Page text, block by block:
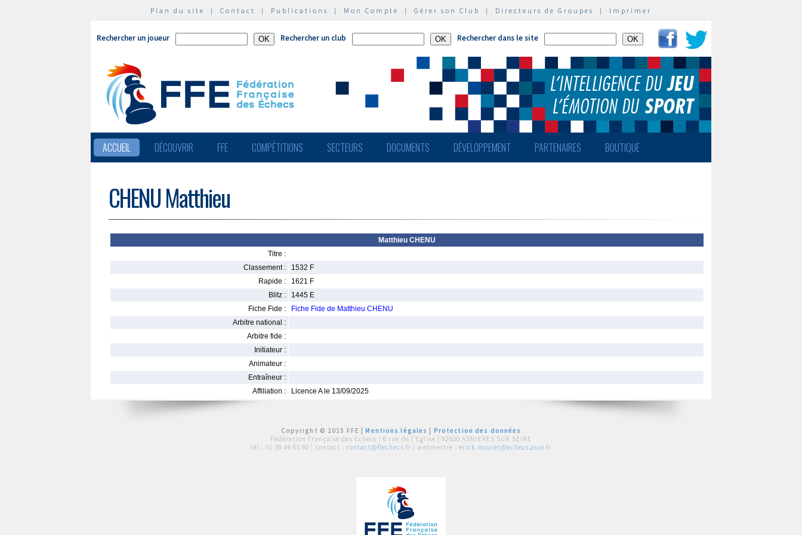
Plan du site | Contact | Publications | Mon Compte | Gérer son Club | Directeurs de Groupes | Imprimer
Rechercher un joueur Rechercher un club Rechercher dans le site
ACCUEIL DÉCOUVRIR FFE COMPÉTITIONS SECTEURS DOCUMENTS DÉVELOPPEMENT PARTENAIRES BOUTIQUE
CHENU Matthieu
Matthieu CHENU
Titre :
Classement :
1532 F
Rapide :
1621 F
Blitz :
1445 E
Fiche Fide :
Fiche Fide de Matthieu CHENU
Arbitre national :
Arbitre fide :
Initiateur :
Animateur :
Entraîneur :
Affiliation :
Licence A le 13/09/2025
Copyright © 2015 FFE |Mentions légales
Protection des données
Fédération Française des Echecs | 6 rue de l'Eglise | 92600 ASNIERES SUR SEINE
tél : 01 39 44 65 80 | contact : contact@ffechecs.fr | webmestre : erick.mouret@echecs.asso.fr